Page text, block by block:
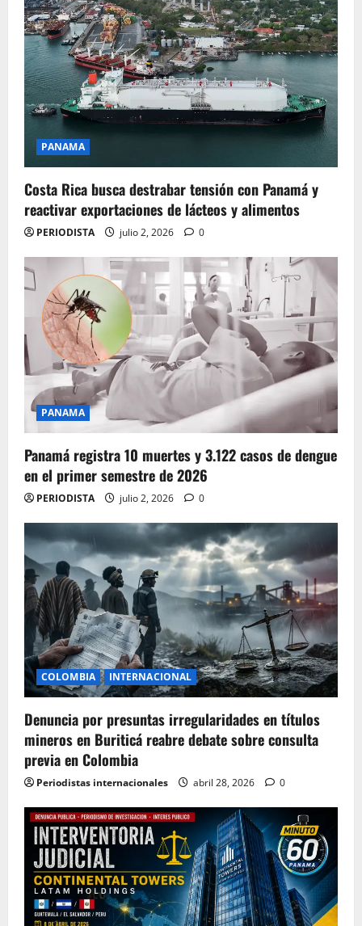
PANAMA
Costa Rica busca destrabar tensión con Panamá y
reactivar exportaciones de lácteos y alimentos
PERIODISTA julio 2, 2026 0
PANAMA
Panamá registra 10 muertes y 3.122 casos de dengue
en el primer semestre de 2026
PERIODISTA julio 2, 2026 0
COLOMBIA INTERNACIONAL
Denuncia por presuntas irregularidades en títulos
mineros en Buriticá reabre debate sobre consulta
previa en Colombia
Periodistas internacionales abril 28, 2026 0